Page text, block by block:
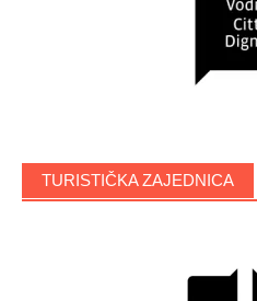
TURISTIČKA ZAJEDNICA